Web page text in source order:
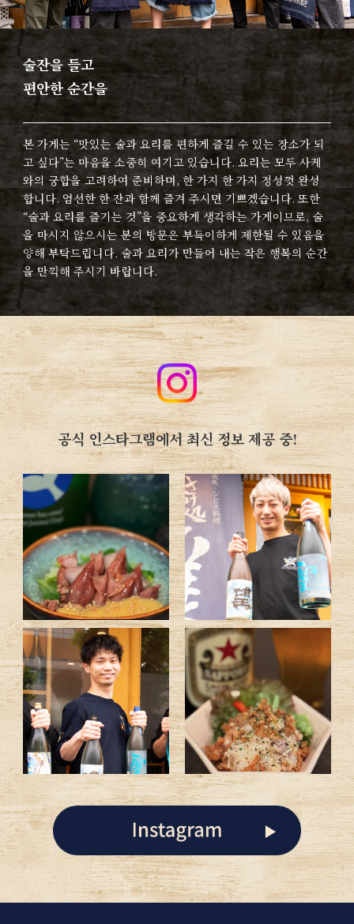
술잔을 들고
편안한 순간을
본 가게는 “맛있는 술과 요리를 편하게 즐길 수 있는 장소가 되
고 싶다”는 마음을 소중히 여기고 있습니다. 요리는 모두 사케
와의 궁합을 고려하여 준비하며, 한 가지 한 가지 정성껏 완성
합니다. 엄선한 한 잔과 함께 즐겨 주시면 기쁘겠습니다. 또한
“술과 요리를 즐기는 것”을 중요하게 생각하는 가게이므로, 술
을 마시지 않으시는 분의 방문은 부득이하게 제한될 수 있음을
양해 부탁드립니다. 술과 요리가 만들어 내는 작은 행복의 순간
을 만끽해 주시기 바랍니다.
공식 인스타그램에서 최신 정보 제공 중!